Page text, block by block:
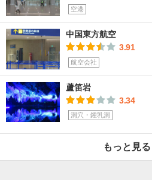
空港
中国東方航空
3.91
航空会社
蘆笛岩
3.34
洞穴・鍾乳洞
もっと見る